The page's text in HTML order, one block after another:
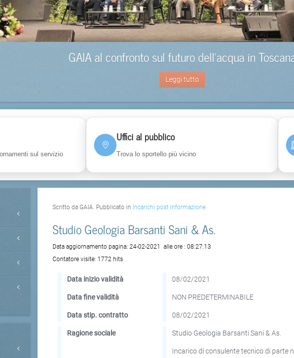
GAIA al confronto sul futuro dell’acqua in
Leggi tutto
sul servizio
Uffici al pubblico
Trova lo sportello più vicino
Scritto da GAIA. Pubblicato in Incarichi post informazione
Studio Geologia Barsanti Sani & As.
Data aggiornamento pagina:24-02-2021 alle ore :08:27:13
Contatore visite: 1772 hits
Data inizio validità 08/02/2021
Data fine validità NON PREDETERMINABILE
Data stip. contratto 08/02/2021
Ragione sociale Studio Geologia Barsanti Sani & As.
Incarico di consulente tecnico di parte